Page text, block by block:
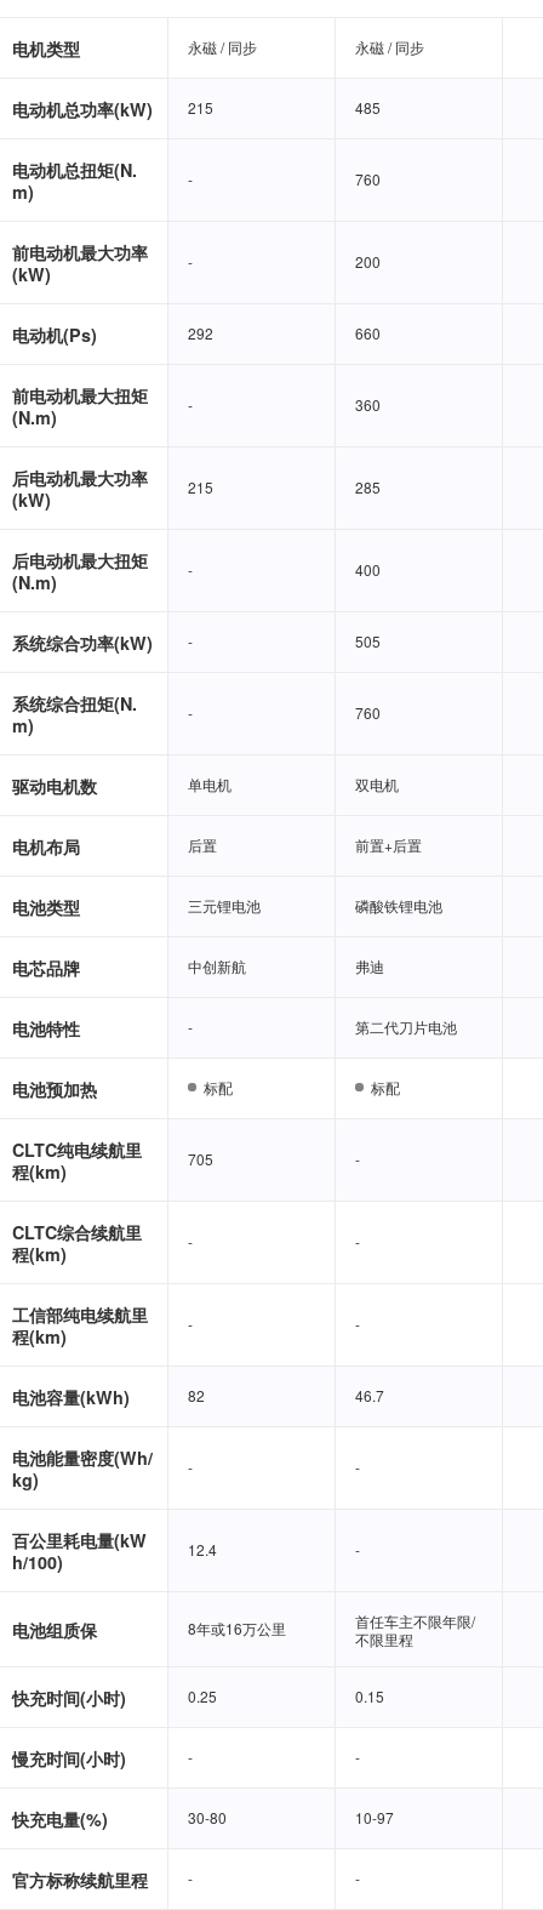
电机类型 永磁 / 同步 永磁 / 同步
电动机总功率(kW) 215 485
电动机总扭矩(N.
m)
- 760
前电动机最大功率
(kW)
- 200
电动机(Ps) 292 660
前电动机最大扭矩
(N.m)
- 360
后电动机最大功率
(kW)
215 285
后电动机最大扭矩
(N.m)
- 400
系统综合功率(kW) - 505
系统综合扭矩(N.
m)
- 760
驱动电机数 单电机 双电机
电机布局 后置 前置+后置
电池类型 三元锂电池 磷酸铁锂电池
电芯品牌 中创新航 弗迪
电池特性 - 第二代刀片电池
电池预加热 标配 标配
CLTC纯电续航里
程(km)
705 -
CLTC综合续航里
程(km)
- -
工信部纯电续航里
程(km)
- -
电池容量(kWh) 82 46.7
电池能量密度(Wh/
kg)
- -
百公里耗电量(kW
h/100)
12.4 -
电池组质保 8年或16万公里
首任车主不限年限/
不限里程
快充时间(小时) 0.25 0.15
慢充时间(小时) - -
快充电量(%) 30-80 10-97
官方标称续航里程 - -
永磁 / 同步 永磁 / 同步
215 485
- 760
- 200
292 660
- 360
215 285
- 400
- 505
- 760
单电机 双电机
后置 前置+后置
三元锂电池 磷酸铁锂电池
中创新航 弗迪
- 第二代刀片电池
标配 标配
705 -
- -
- -
82 46.7
- -
12.4 -
8年或16万公里
首任车主不限年限/
不限里程
0.25 0.15
- -
30-80 10-97
- -